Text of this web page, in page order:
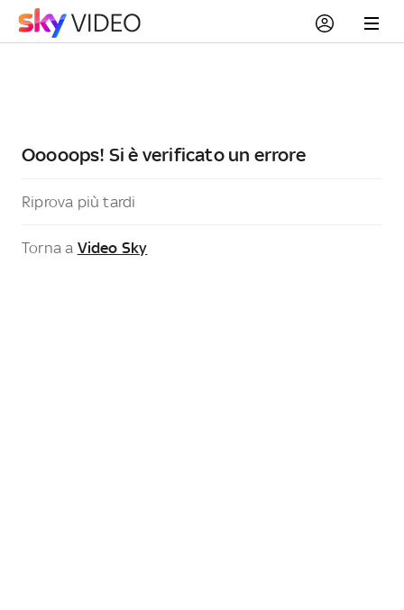
Ooooops! Si è verificato un errore
Riprova più tardi
Torna a Video Sky